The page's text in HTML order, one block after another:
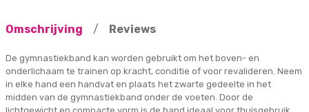
Omschrijving / Reviews
De gymnastiekband kan worden gebruikt om het boven- en
onderlichaam te trainen op kracht, conditie of voor revalideren. Neem
in elke hand een handvat en plaats het zwarte gedeelte in het
midden van de gymnastiekband onder de voeten. Door de